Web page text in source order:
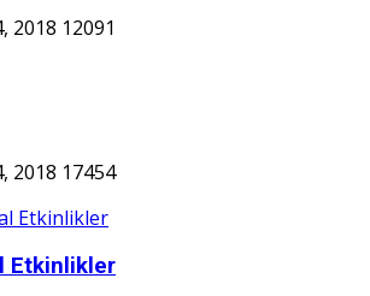
2018 12091
2018 17454
Etkinlikler